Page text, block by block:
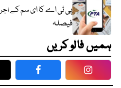
پی ٹی اے کا ای سم کے
فیصلہ
ہمیں فالو کریں
Facebook